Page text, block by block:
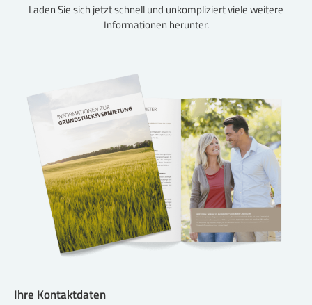
Laden Sie sich jetzt schnell und unkompliziert viele weitere
Informationen herunter.
Ihre Kontaktdaten